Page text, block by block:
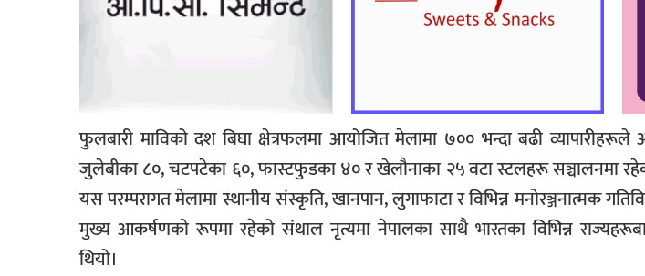
फुलबारी माविको दश बिघा क्षेत्रफलमा आयोजित मेलामा ७०० भन्दा बढी
जुलेबीका ८०, चटपटेका ६०, फास्टफुडका ४० र खेलौनाका २५ वटा स्टलहरू सञ्चालनमा
यस परम्परागत मेलामा स्थानीय संस्कृति, खानपान, लुगाफाटा र विभिन्न मनोरञ्जनात्मक
मुख्य आकर्षणको रूपमा रहेको संथाल नृत्यमा नेपालका साथै भारतका विभिन्न
थियो।